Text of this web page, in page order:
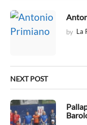
t
i
by La
NEXT POST